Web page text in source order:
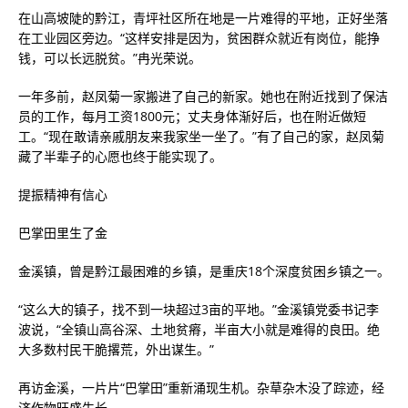
在山高坡陡的黔江，青坪社区所在地是一片难得的平地，正好坐落
在工业园区旁边。“这样安排是因为，贫困群众就近有岗位，能挣
钱，可以长远脱贫。”冉光荣说。
一年多前，赵凤菊一家搬进了自己的新家。她也在附近找到了保洁
员的工作，每月工资1800元；丈夫身体渐好后，也在附近做短
工。“现在敢请亲戚朋友来我家坐一坐了。”有了自己的家，赵凤菊
藏了半辈子的心愿也终于能实现了。
提振精神有信心
巴掌田里生了金
金溪镇，曾是黔江最困难的乡镇，是重庆18个深度贫困乡镇之一。
“这么大的镇子，找不到一块超过3亩的平地。”金溪镇党委书记李
波说，“全镇山高谷深、土地贫瘠，半亩大小就是难得的良田。绝
大多数村民干脆撂荒，外出谋生。”
再访金溪，一片片“巴掌田”重新涌现生机。杂草杂木没了踪迹，经